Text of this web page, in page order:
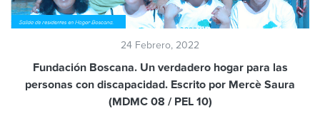
24 Febrero, 2022
Fundación Boscana. Un verdadero hogar para las
personas con discapacidad. Escrito por Mercè Saura
(MDMC 08 / PEL 10)